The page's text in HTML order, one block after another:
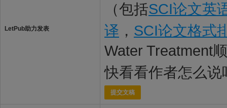
LetPub助力发表
（包括SCI论文英
译 ， SCI论文格式
Water Treatment
快看看作者怎么说
提交文稿